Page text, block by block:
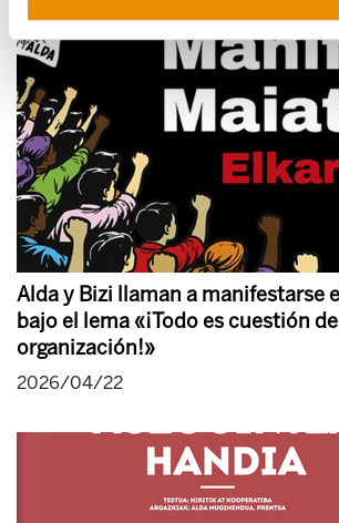
Alda y Bizi llaman a manifestarse
bajo el lema «¡Todo es cuestión de
organización!»
2026/04/22